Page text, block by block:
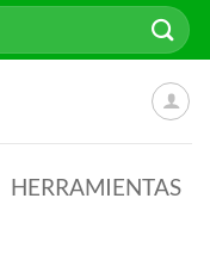
HERRAMIENTAS